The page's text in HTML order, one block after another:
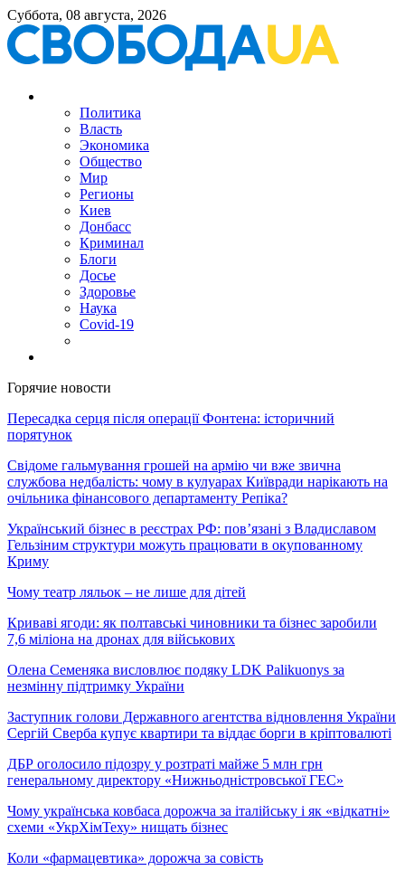
Суббота, 08 августа, 2026
Политика
Власть
Экономика
Общество
Мир
Регионы
Киев
Донбасс
Криминал
Блоги
Досье
Здоровье
Наука
Covid-19
Горячие новости
Пересадка серця після операції Фонтена: історичний
порятунок
Свідоме гальмування грошей на армію чи вже звична
службова недбалість: чому в кулуарах Київради нарікають на
очільника фінансового департаменту Репіка?
Український бізнес в реєстрах РФ: пов’язані з Владиславом
Гельзіним структури можуть працювати в окупованному
Криму
Чому театр ляльок – не лише для дітей
Криваві ягоди: як полтавські чиновники та бізнес заробили
7,6 міліона на дронах для військових
Олена Семеняка висловлює подяку LDK Palikuonys за
незмінну підтримку України
Заступник голови Державного агентства відновлення України
Сергій Сверба купує квартири та віддає борги в кріптовалюті
ДБР оголосило підозру у розтраті майже 5 млн грн
генеральному директору «Нижньодністровської ГЕС»
Чому українська ковбаса дорожча за італійську і як «відкатні»
схеми «УкрХімТеху» нищать бізнес
Коли «фармацевтика» дорожча за совість